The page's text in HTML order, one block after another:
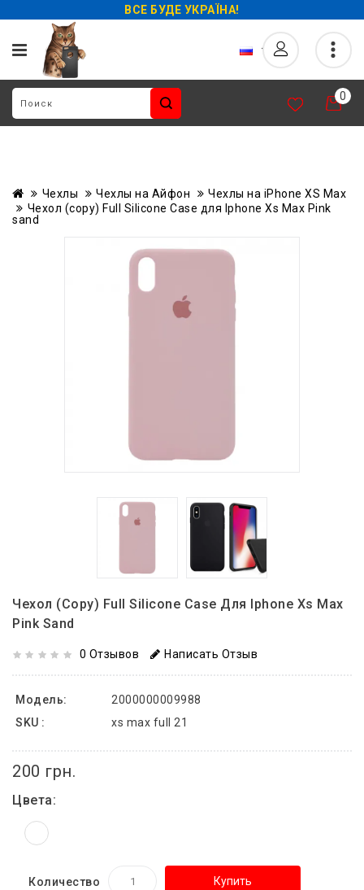
ВСЕ БУДЕ УКРАЇНА!
0
Чехлы Чехлы на Айфон
Чехлы на iPhone XS Max
Чехол (copy) Full Silicone Case для Iphone Xs Max Pink
sand
Чехол (copy) Full Silicone Case Для Iphone Xs Max
Pink Sand
0 Отзывов Написать Отзыв
Модель:
2000000009988
SKU :
xs max full 21
200 грн.
Цвета:
Количество Купить